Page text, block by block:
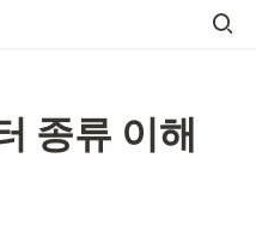
종류 이해